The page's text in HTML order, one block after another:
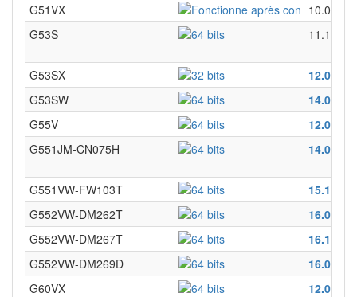
G51VX
10.04
G53S
11.10
G53SX
12.04
G53SW
14.04
G55V
12.04
G551JM-CN075H
14.04
G551VW-FW103T
15.10
G552VW-DM262T
16.04
G552VW-DM267T
16.10
G552VW-DM269D
16.04
G60VX
12.04